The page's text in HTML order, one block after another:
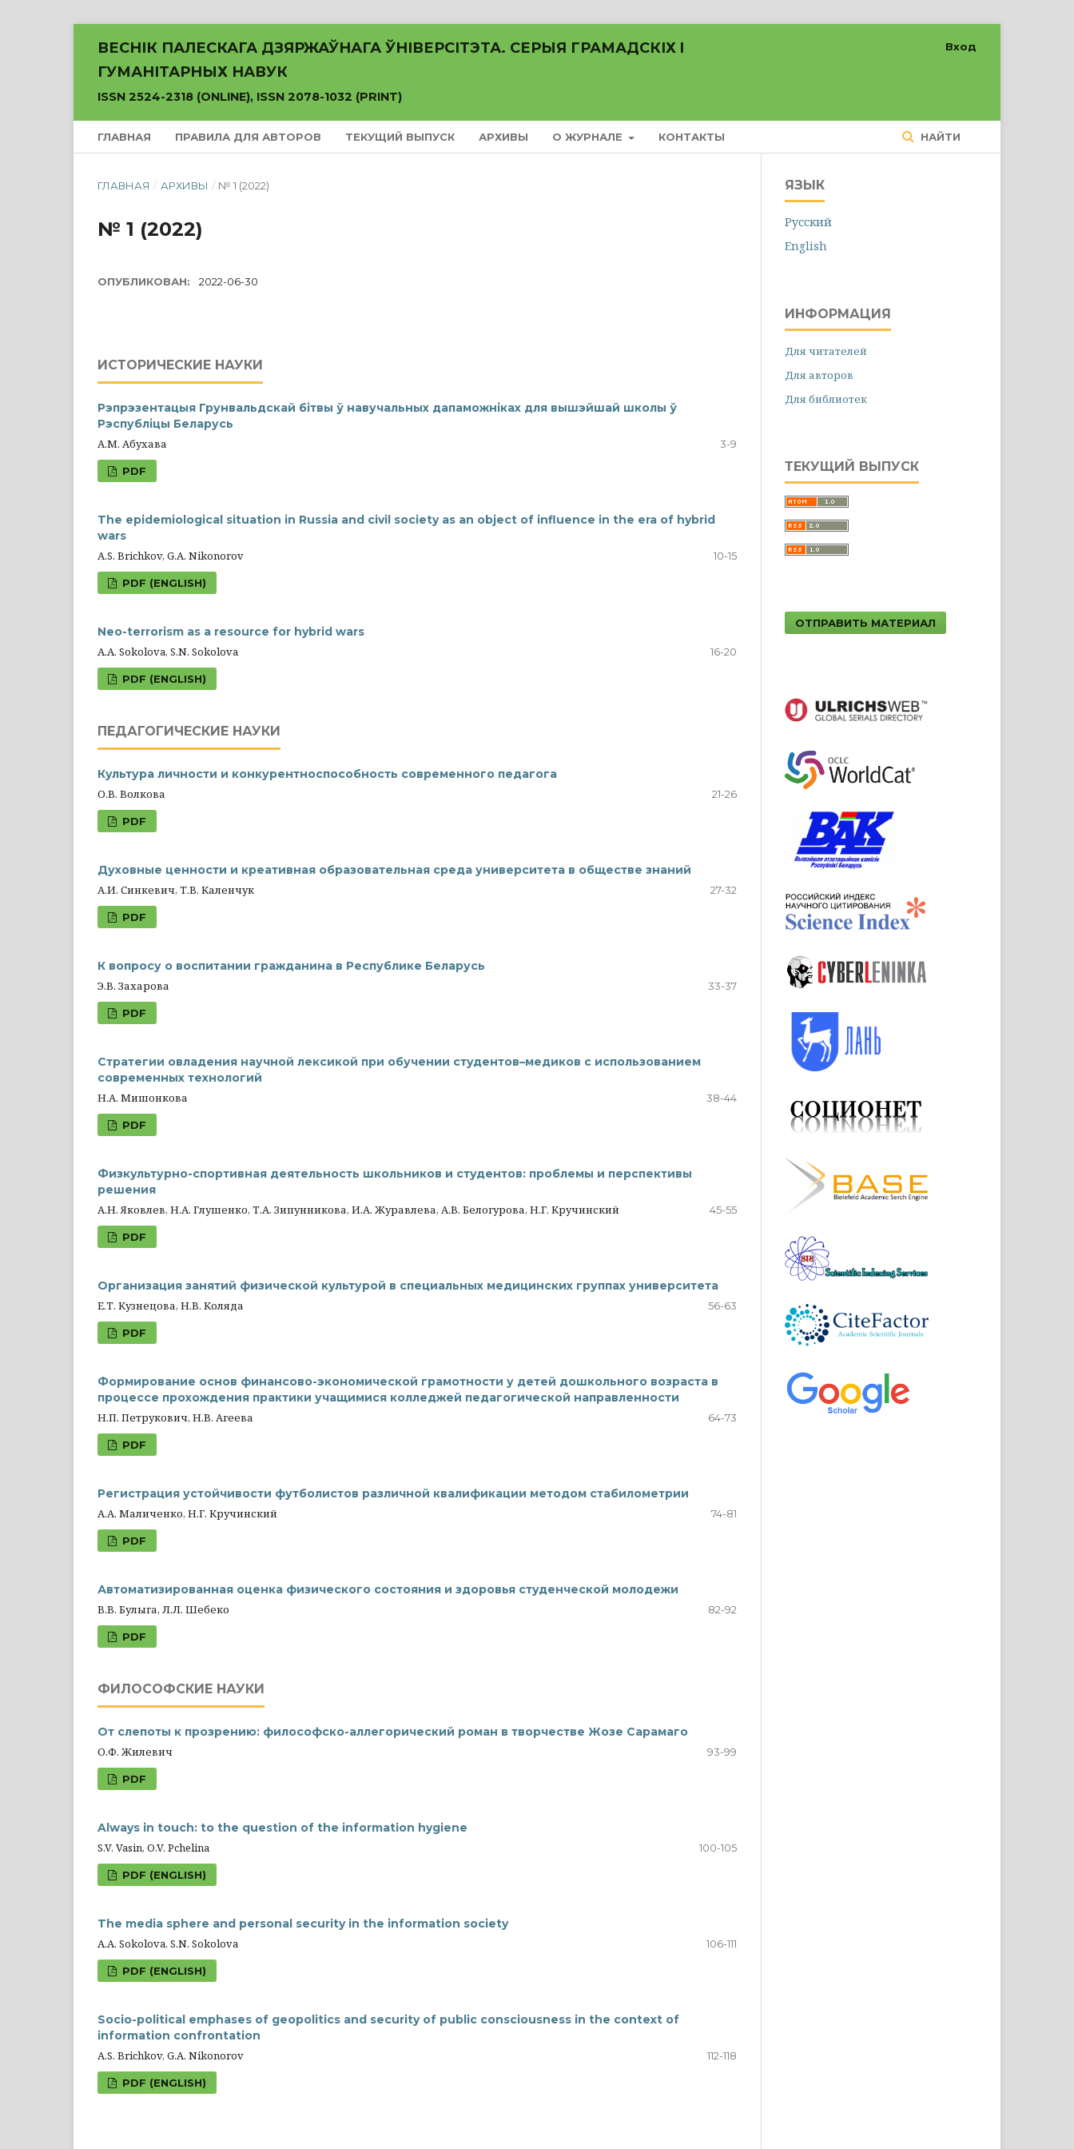
ВЕСНІК ПАЛЕСКАГА ДЗЯРЖАЎНАГА ЎНІВЕРСІТЭТА. СЕРЫЯ ГРАМАДСКІХ I
ГУМАНІТАРНЫХ НАВУК
ISSN 2524-2318 (ONLINE), ISSN 2078-1032 (PRINT)
ГЛАВНАЯ ПРАВИЛА ДЛЯ АВТОРОВ ТЕКУЩИЙ ВЫПУСК АРХИВЫ О ЖУРНАЛЕ КОНТАКТЫ НАЙТИ
Вход
ГЛАВНАЯ / АРХИВЫ / № 1 (2022)
№ 1 (2022)
ОПУБЛИКОВАН: 2022-06-30
ИСТОРИЧЕСКИЕ НАУКИ
Рэпрэзентацыя Грунвальдскай бітвы ў навучальных дапаможніках для вышэйшай школы ў
Рэспубліцы Беларусь
А.М. Абухава
3-9
PDF
The epidemiological situation in Russia and civil society as an object of influence in the era of hybrid
wars
А.S. Brichkov, G.А. Nikonorov
10-15
PDF (ENGLISH)
Neo-terrorism as a resource for hybrid wars
A.A. Sokolova, S.N. Sokolova
16-20
PDF (ENGLISH)
ПЕДАГОГИЧЕСКИЕ НАУКИ
Культура личности и конкурентноспособность современного педагога
О.В. Волкова
21-26
PDF
Духовные ценности и креативная образовательная среда университета в обществе знаний
А.И. Синкевич, Т.В. Каленчук
27-32
PDF
К вопросу о воспитании гражданина в Республике Беларусь
Э.В. Захарова
33-37
PDF
Стратегии овладения научной лексикой при обучении студентов–медиков с использованием
современных технологий
Н.А. Мишонкова
38-44
PDF
Физкультурно-спортивная деятельность школьников и студентов: проблемы и перспективы
решения
А.Н. Яковлев, Н.А. Глушенко, Т.А. Зипунникова, И.А. Журавлева, А.В. Белогурова, Н.Г. Кручинский
45-55
PDF
Организация занятий физической культурой в специальных медицинских группах университета
Е.Т. Кузнецова, Н.В. Коляда
56-63
PDF
Формирование основ финансово-экономической грамотности у детей дошкольного возраста в
процессе прохождения практики учащимися колледжей педагогической направленности
Н.П. Петрукович, Н.В. Агеева
64-73
PDF
Регистрация устойчивости футболистов различной квалификации методом стабилометрии
А.А. Маличенко, Н.Г. Кручинский
74-81
PDF
Автоматизированная оценка физического состояния и здоровья студенческой молодежи
В.В. Булыга, Л.Л. Шебеко
82-92
PDF
ФИЛОСОФСКИЕ НАУКИ
От слепоты к прозрению: философско-аллегорический роман в творчестве Жозе Сарамаго
О.Ф. Жилевич
93-99
PDF
Always in touch: to the question of the information hygiene
S.V. Vasin, O.V. Pchelina
100-105
PDF (ENGLISH)
The media sphere and personal security in the information society
A.A. Sokolova, S.N. Sokolova
106-111
PDF (ENGLISH)
Socio-political emphases of geopolitics and security of public consciousness in the context of
information confrontation
А.S. Brichkov, G.А. Nikonorov
112-118
PDF (ENGLISH)
ЯЗЫК
Русский
English
ИНФОРМАЦИЯ
Для читателей
Для авторов
Для библиотек
ТЕКУЩИЙ ВЫПУСК
ОТПРАВИТЬ МАТЕРИАЛ